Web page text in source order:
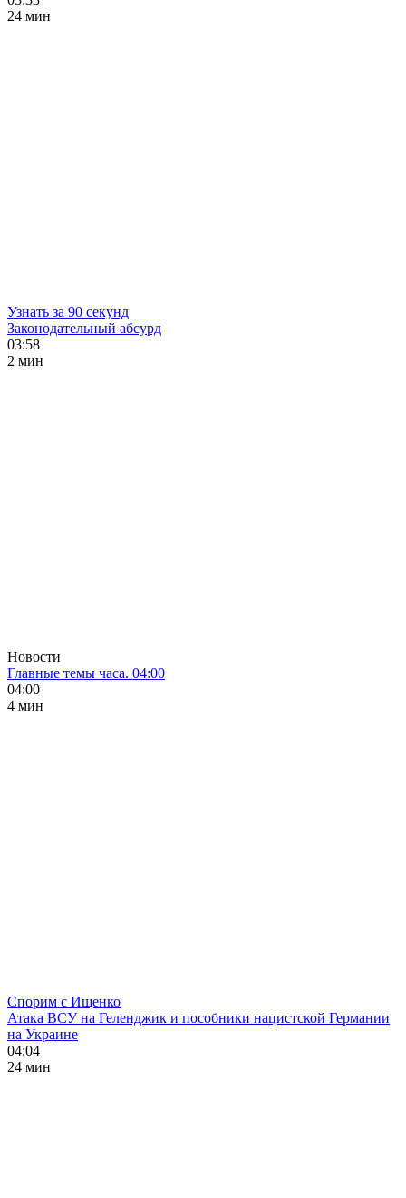
24 мин
Узнать за 90 секунд
Законодательный абсурд
03:58
2 мин
Новости
Главные темы часа. 04:00
04:00
4 мин
Спорим с Ищенко
Атака ВСУ на Геленджик и пособники нацистской Германии
на Украине
04:04
24 мин